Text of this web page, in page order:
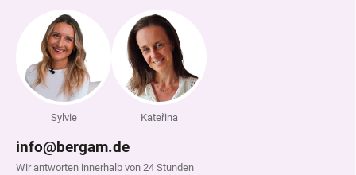
Sylvie Kateřina
info@bergam.de
Wir antworten innerhalb von 24 Stunden